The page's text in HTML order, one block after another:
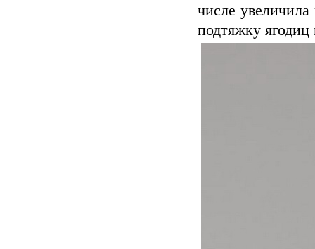
числе
подтяжку